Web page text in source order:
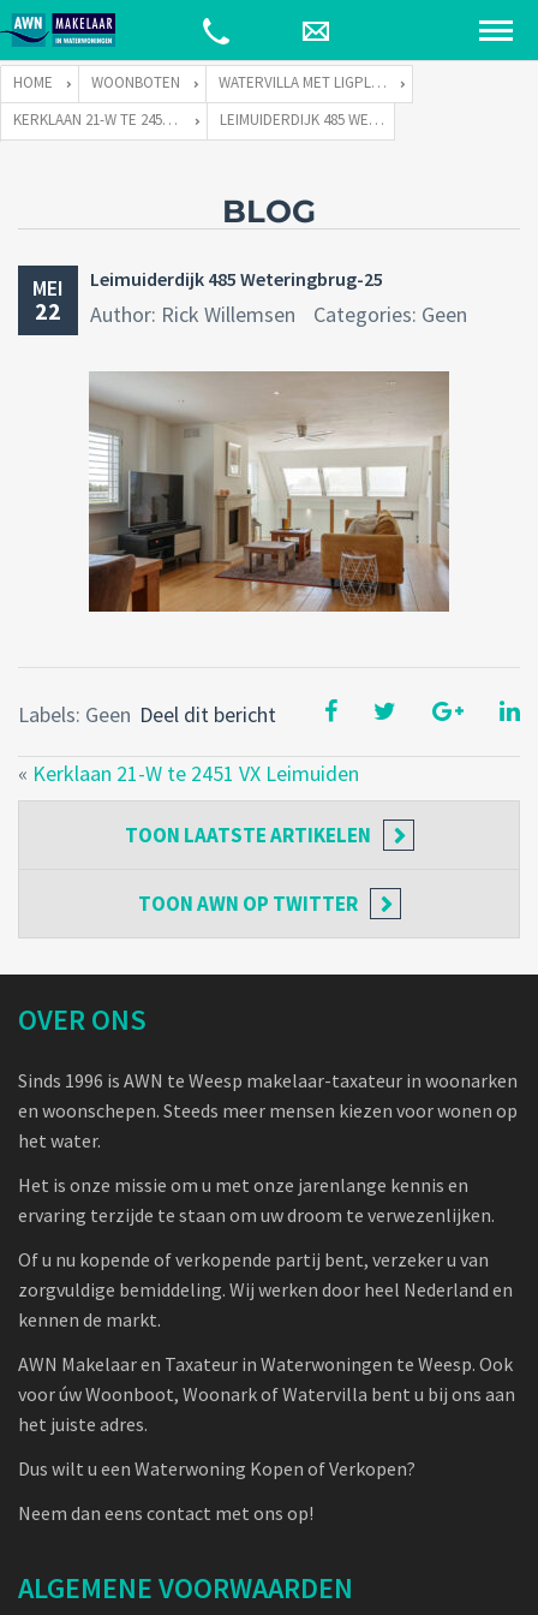
HOME WOONBOTEN
WATERVILLA MET LIGPLAATS
KERKLAAN 21-W TE 2451 VX LEIMUIDEN
LEIMUIDERDIJK 485 WETERINGBRUG-25
BLOG
MEI
22
Leimuiderdijk 485 Weteringbrug-25
Author: Rick Willemsen Categories: Geen
Deel dit bericht
Labels: Geen
« Kerklaan 21-W te 2451 VX Leimuiden
TOON LAATSTE ARTIKELEN
TOONAWN OP TWITTER
OVER ONS
Sinds 1996 is AWN te Weesp makelaar-taxateur in woonarken
en woonschepen. Steeds meer mensen kiezen voor wonen op
het water.
Het is onze missie om u met onze jarenlange kennis en
ervaring terzijde te staan om uw droom te verwezenlijken.
Of u nu kopende of verkopende partij bent, verzeker u van
zorgvuldige bemiddeling. Wij werken door heel Nederland en
kennen de markt.
AWN Makelaar en Taxateur in Waterwoningen te Weesp. Ook
voor úw Woonboot, Woonark of Watervilla bent u bij ons aan
het juiste adres.
Dus wilt u een Waterwoning Kopen of Verkopen?
Neem dan eens contact met ons op!
ALGEMENE VOORWAARDEN